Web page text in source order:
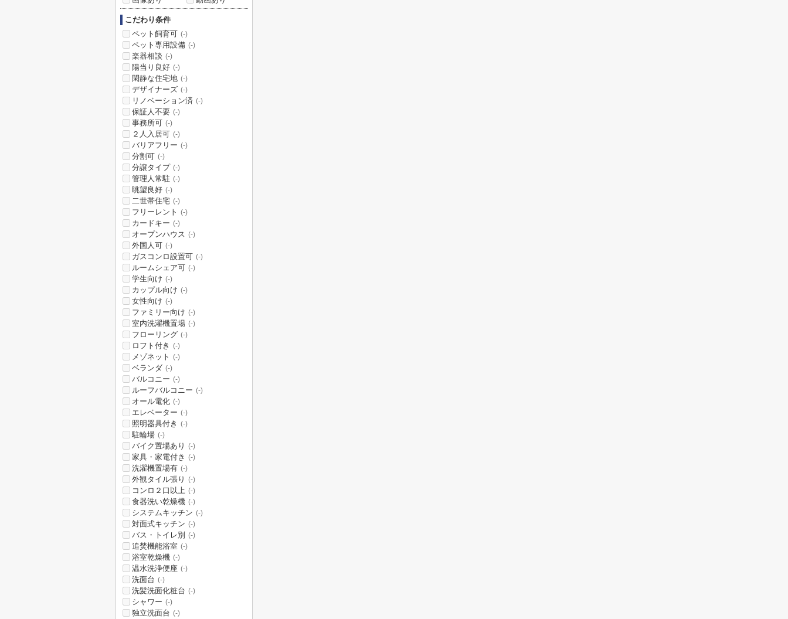
こだわり条件
ペット飼育可 (-)
ペット専用設備 (-)
楽器相談 (-)
陽当り良好 (-)
閑静な住宅地 (-)
デザイナーズ (-)
リノベーション済 (-)
保証人不要 (-)
事務所可 (-)
２人入居可 (-)
バリアフリー (-)
分割可 (-)
分譲タイプ (-)
管理人常駐 (-)
眺望良好 (-)
二世帯住宅 (-)
フリーレント (-)
カードキー (-)
オープンハウス (-)
外国人可 (-)
ガスコンロ設置可 (-)
ルームシェア可 (-)
学生向け (-)
カップル向け (-)
女性向け (-)
ファミリー向け (-)
室内洗濯機置場 (-)
フローリング (-)
ロフト付き (-)
メゾネット (-)
ベランダ (-)
バルコニー (-)
ルーフバルコニー (-)
オール電化 (-)
エレベーター (-)
照明器具付き (-)
駐輪場 (-)
バイク置場あり (-)
家具・家電付き (-)
洗濯機置場有 (-)
外観タイル張り (-)
コンロ２口以上 (-)
食器洗い乾燥機 (-)
システムキッチン (-)
対面式キッチン (-)
バス・トイレ別 (-)
追焚機能浴室 (-)
浴室乾燥機 (-)
温水洗浄便座 (-)
洗面台 (-)
洗髪洗面化粧台 (-)
シャワー (-)
独立洗面台 (-)